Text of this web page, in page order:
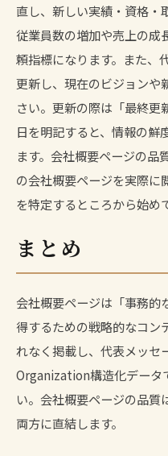
直し、新しい実績・資格・
従業員数の増加や売上の成
頼指標になります。また、
更新し、現在のビジョンや
さい。更新の際は「最終
日を明記すると、情報の鮮
ます。会社概要ページの品
の会社概要ページを実際に
を特定するところから始め
まとめ
会社概要ページは「事務的
得するための戦略的なコン
れなく掲載し、代表メッセ
Organization構造化データ
い。会社概要ページの品質
両方に直結します。